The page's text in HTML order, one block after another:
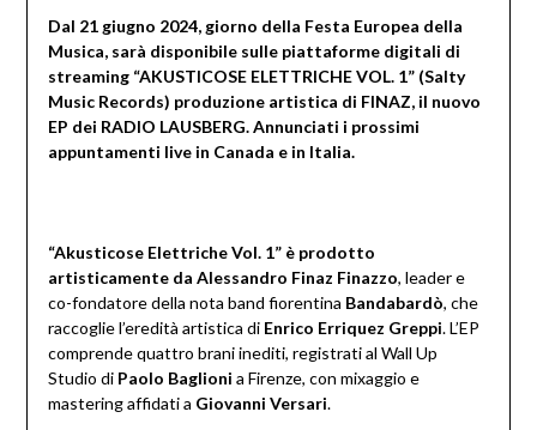
Dal 21 giugno 2024, giorno della Festa Europea della
Musica, sarà disponibile sulle piattaforme digitali di
streaming “AKUSTICOSE ELETTRICHE VOL. 1” (Salty
Music Records) produzione artistica di FINAZ, il nuovo
EP dei RADIO LAUSBERG. Annunciati i prossimi
appuntamenti live in Canada e in Italia.
“Akusticose Elettriche Vol. 1” è prodotto
artisticamente da Alessandro Finaz Finazzo, leader e
co-fondatore della nota band fiorentina Bandabardò, che
raccoglie l’eredità artistica di Enrico Erriquez Greppi. L’EP
comprende quattro brani inediti, registrati al Wall Up
Studio di Paolo Baglioni a Firenze, con mixaggio e
mastering affidati a Giovanni Versari.